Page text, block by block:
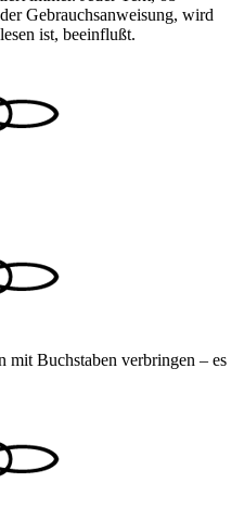
Gebrauchsanweisung, wird
ist, beeinflußt.
mit Buchstaben verbringen – es